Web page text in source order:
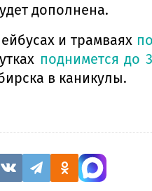
дополнена.
и трамваях
поднимется до
в каникулы.